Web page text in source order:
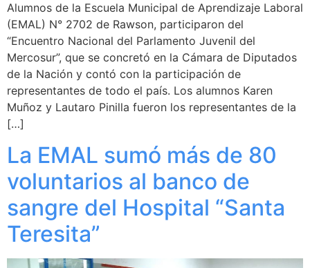
Alumnos de la Escuela Municipal de Aprendizaje Laboral
(EMAL) N° 2702 de Rawson, participaron del
“Encuentro Nacional del Parlamento Juvenil del
Mercosur”, que se concretó en la Cámara de Diputados
de la Nación y contó con la participación de
representantes de todo el país. Los alumnos Karen
Muñoz y Lautaro Pinilla fueron los representantes de la
[…]
La EMAL sumó más de 80
voluntarios al banco de
sangre del Hospital “Santa
Teresita”